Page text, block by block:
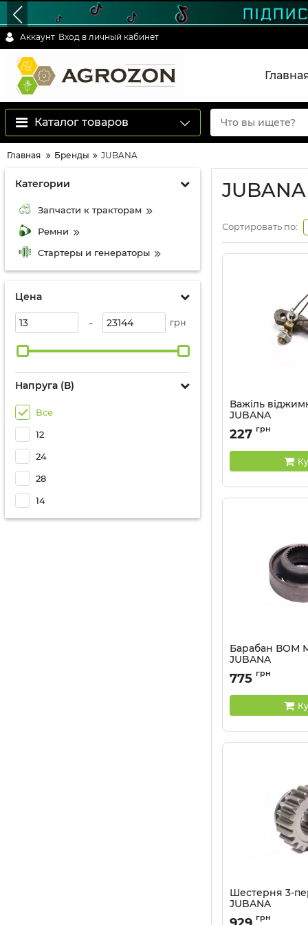
Аккаунт Вход в личный кабинет
Каталог товаров
Главная Бренды JUBANA
Категории
Запчасти к тракторам
Ремни
Стартеры и генераторы
Цена
- грн
Напруга (В)
Все
12
24
28
14
JUBANA
Сортировать по:
Важіль
JUBANA
Артикул: 85-1601095
227 грн
Барабан ВОМ
JUBANA
Артикул: 70-4202033
775 грн
Шестерня 3-
JUBANA
Артикул: 50-1701045
грн